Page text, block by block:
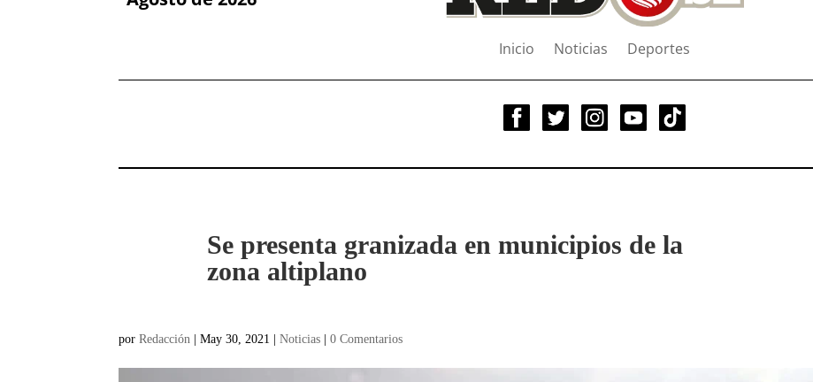
Inicio Noticias Deportes
Se presenta granizada en municipios de la
zona altiplano
porRedacción |May 30, 2021 |Noticias |0 Comentarios